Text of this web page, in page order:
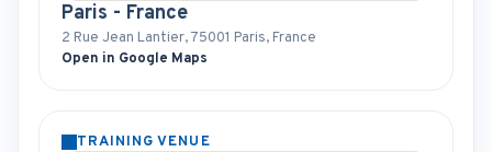
Paris - France
2 Rue Jean Lantier, 75001 Paris, France
Open in Google Maps
TRAINING VENUE